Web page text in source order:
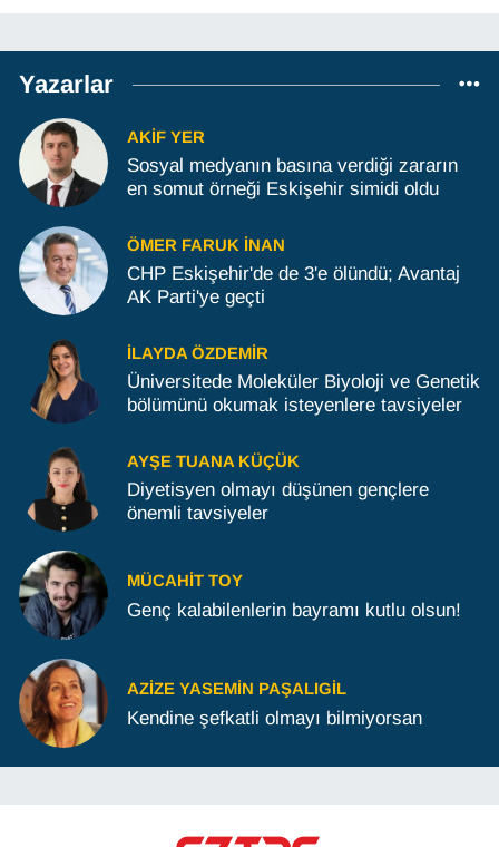
Yazarlar
AKIF YER
Sosyal medyanın basına verdiği zararın
en somut örneği Eskişehir simidi oldu
ÖMER FARUK İNAN
CHP Eskişehir'de de 3'e ölündü; Avantaj
AK Parti'ye geçti
İLAYDA ÖZDEMIR
Üniversitede Moleküler Biyoloji ve Genetik
bölümünü okumak isteyenlere tavsiyeler
AYŞE TUANA KÜÇÜK
Diyetisyen olmayı düşünen gençlere
önemli tavsiyeler
MÜCAHIT TOY
Genç kalabilenlerin bayramı kutlu olsun!
AZIZE YASEMIN PAŞALIGIL
Kendine şefkatli olmayı bilmiyorsan